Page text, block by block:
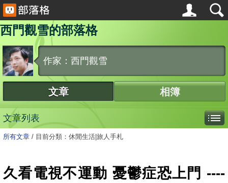
西門觀雪的部落格
作家：西門觀雪
文章 相簿
文章列表
所有文章 / 目前分類：休閒生活|旅人手札
久看電視不運動 憂鬱症恐上門 ----